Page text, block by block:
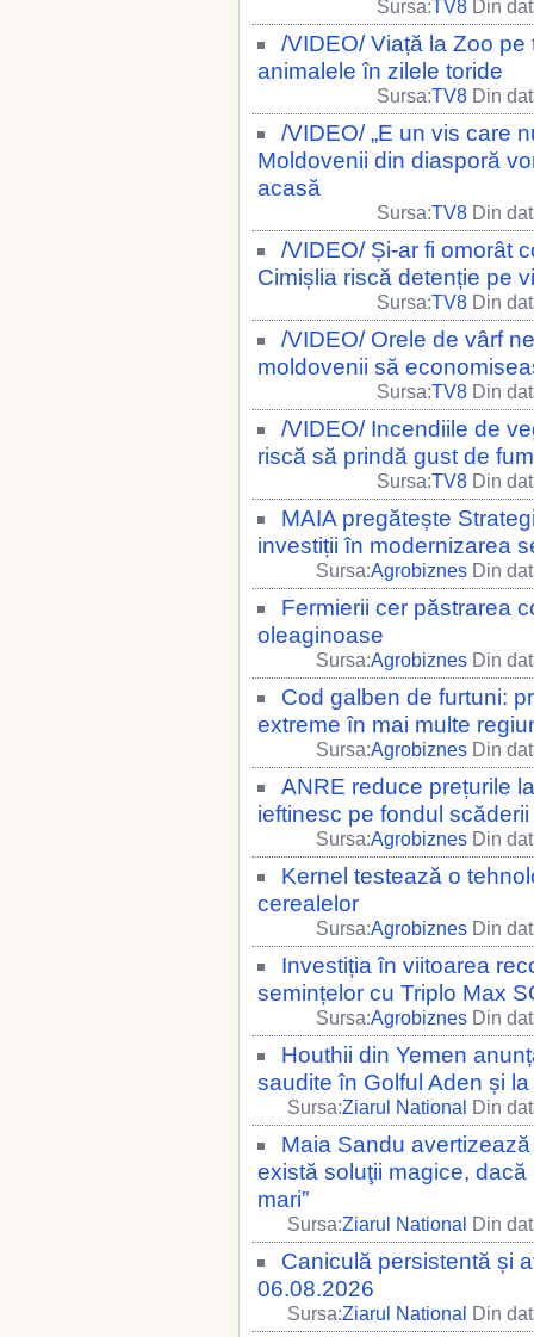
Sursa:TV8 Din
/VIDEO/ Viață la Zoo
animalele în zilele toride
Sursa:TV8 Din
/VIDEO/ „E un vis care
Moldovenii din diasporă
acasă
Sursa:TV8 Din
/VIDEO/ Și-ar fi omorât
Cimișlia riscă detenție pe
Sursa:TV8 Din
/VIDEO/ Orele de vârf
moldovenii să
Sursa:TV8 Din
/VIDEO/ Incendiile de
riscă să prindă gust de fum
Sursa:TV8 Din
MAIA pregătește
investiții în modernizarea
Sursa:Agrobiznes Din
Fermierii cer păstrarea
oleaginoase
Sursa:Agrobiznes Din
Cod galben de furtuni:
extreme în mai multe
Sursa:Agrobiznes Din
ANRE reduce prețurile
ieftinesc pe fondul
Sursa:Agrobiznes Din
Kernel testează o
cerealelor
Sursa:Agrobiznes Din
Investiția în viitoarea
semințelor cu Triplo Max
Sursa:Agrobiznes Din
Houthii din Yemen
saudite în Golful Aden și
Sursa:Ziarul National Din
Maia Sandu
există soluţii magice,
mari”
Sursa:Ziarul National Din
Caniculă persistentă și
06.08.2026
Sursa:Ziarul National Din